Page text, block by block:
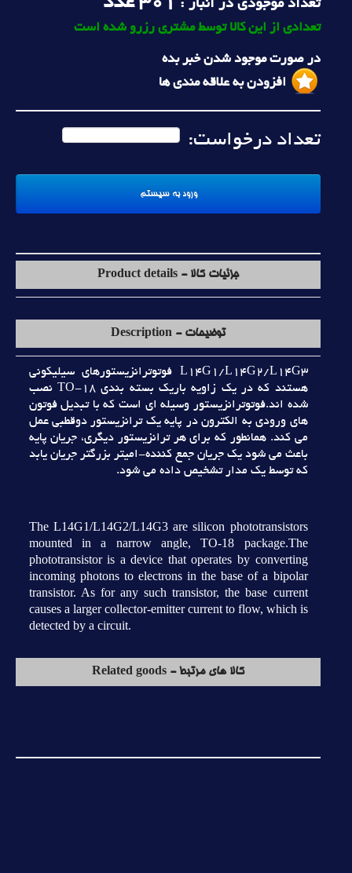
تعداد موجودی در انبار :
تعدادی از این کالا توسط مشتری رزرو شده است
در صورت موجود شدن خبر بده
افزودن به علاقه مندی ها
تعداد درخواست:
جزئیات کالا - Product details
توضیحات - Description
L14G1/L14G2/L14G3 فوتوترانزيستورهاي سيليکوني
هستند که در يک زاويه باريک بسته بندي TO-18 نصب
شده اند.فوتوترانزيستور وسيله اي است که با تبديل فوتون
هاي ورودي به الکترون در پايه يک ترانزيستور دوقطبي عمل
مي کند. همانطور که براي هر ترانزيستور ديگري، جريان پايه
باعث مي شود يک جريان جمع کننده-اميتر بزرگتر جريان يابد
که توسط يک مدار تشخيص داده مي شود.
The L14G1/L14G2/L14G3 are silicon phototransistors
mounted in a narrow angle, TO-18 package.The
phototransistor is a device that operates by converting
incoming photons to electrons in the base of a bipolar
transistor. As for any such transistor, the base current
causes a larger collector-emitter current to flow, which is
detected by a circuit.
کالا های مرتبط - Related goods